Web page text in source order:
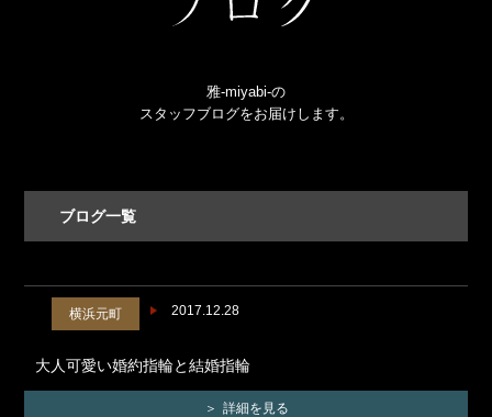
雅-miyabi-の
スタッフブログをお届けします。
ブログ一覧
2017.12.28
横浜元町
大人可愛い婚約指輪と結婚指輪
詳細を見る